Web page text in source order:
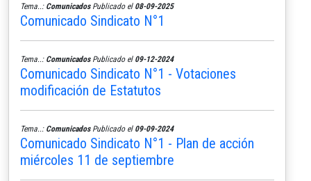
Tema..: ComunicadosPublicado el 08-09-2025
Comunicado Sindicato N°1
Tema..: ComunicadosPublicado el 09-12-2024
Comunicado Sindicato N°1 - Votaciones
modificación de Estatutos
Tema..: ComunicadosPublicado el 09-09-2024
Comunicado Sindicato N°1 - Plan de acción
miércoles 11 de septiembre